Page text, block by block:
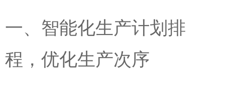
一、智能化生产计划排
程，优化生产次序